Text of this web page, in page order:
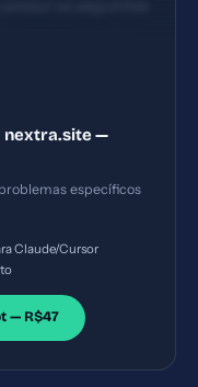
Type-
ausente.
de servidor.
nextra.site —
específicos
Claude/Cursor
— R$47